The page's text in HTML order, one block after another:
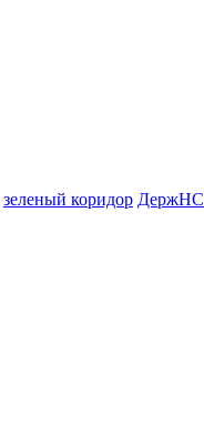
зеленый коридор ДержНС